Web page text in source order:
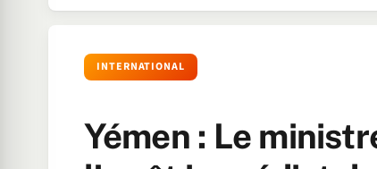
INTERNATIONAL
Yémen : Le